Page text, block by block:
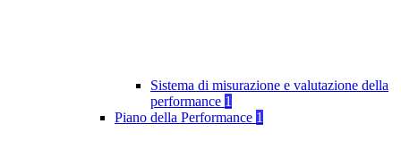
Sistema di misurazione e valutazione della
performance 1
Piano della Performance 1